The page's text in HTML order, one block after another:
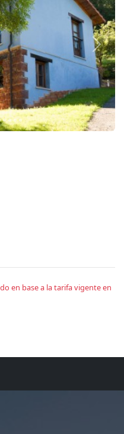
en base a la tarifa vigente en